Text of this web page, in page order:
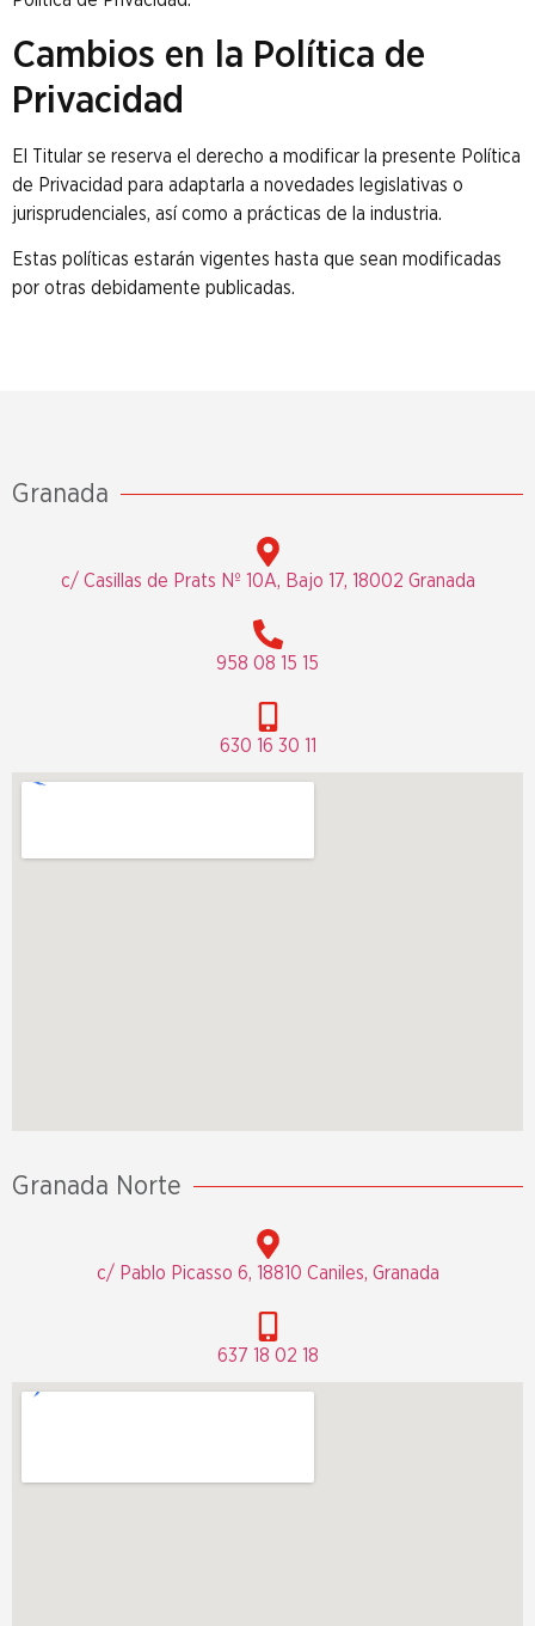
Cambios en la Política de
Privacidad
El Titular se reserva el derecho a modificar la presente Política
de Privacidad para adaptarla a novedades legislativas o
jurisprudenciales, así como a prácticas de la industria.
Estas políticas estarán vigentes hasta que sean modificadas
por otras debidamente publicadas.
Granada
c/ Casillas de Prats Nº 10A, Bajo 17, 18002 Granada
958 08 15 15
630 16 30 11
Granada Norte
c/ Pablo Picasso 6, 18810 Caniles, Granada
637 18 02 18